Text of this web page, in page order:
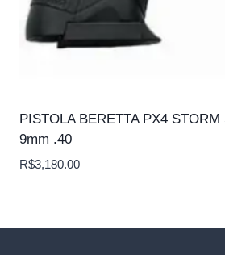
PISTOLA BERETTA PX4
9mm .40
R$3,180.00